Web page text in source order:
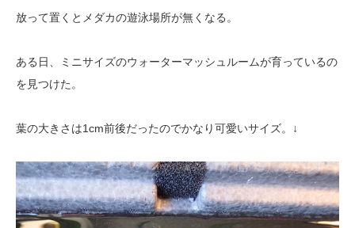
放って置くとメダカの遊泳場所が無くなる。
ある日、ミニサイズのウォーターマッシュルームが育っているの
を見つけた。
葉の大きさは1cm前後だったのでかなり可愛いサイズ。↓